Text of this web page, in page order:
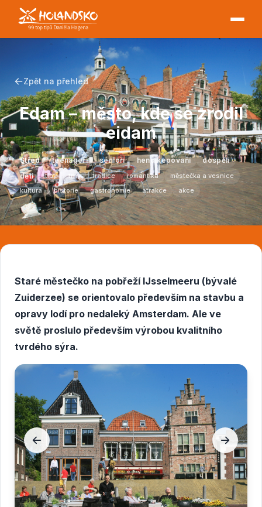
Zpět na přehled
Edam – město, kde se zrodil
eidam
Střed teenageři senioři hendikepovaní
dospělí
děti
tipy trhy tradice romantika
městečka a vesnice
kultura
historie gastronomie atrakce akce
Staré městečko na pobřeží IJsselmeeru (bývalé
Zuiderzee) se orientovalo především na stavbu a
opravy lodí pro nedaleký Amsterdam. Ale ve
světě proslulo především výrobou kvalitního
tvrdého sýra.